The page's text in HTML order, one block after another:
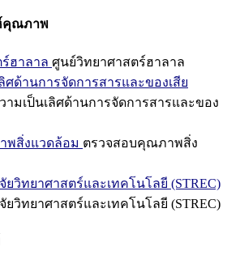
คุณภาพ
ฮาลาล ศูนย์วิทยาศาสตร์ฮาลาล
ศด้านการจัดการสารและของเสีย
ามเป็นเลิศด้านการจัดการสารและของ
พสิ่งแวดล้อม ตรวจสอบคุณภาพสิ่ง
ยวิทยาศาสตร์และเทคโนโลยี (STREC)
ยวิทยาศาสตร์และเทคโนโลยี (STREC)